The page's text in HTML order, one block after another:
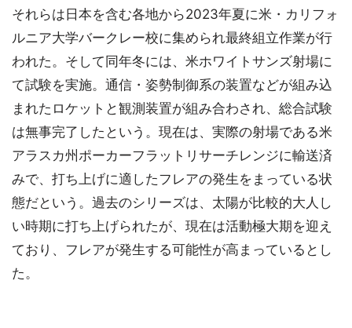
それらは日本を含む各地から2023年夏に米・カリフォ
ルニア大学バークレー校に集められ最終組立作業が行
われた。そして同年冬には、米ホワイトサンズ射場に
て試験を実施。通信・姿勢制御系の装置などが組み込
まれたロケットと観測装置が組み合わされ、総合試験
は無事完了したという。現在は、実際の射場である米
アラスカ州ポーカーフラットリサーチレンジに輸送済
みで、打ち上げに適したフレアの発生をまっている状
態だという。過去のシリーズは、太陽が比較的大人し
い時期に打ち上げられたが、現在は活動極大期を迎え
ており、フレアが発生する可能性が高まっているとし
た。